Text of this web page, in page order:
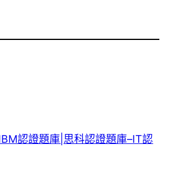
認證題庫|思科認證題庫–IT認